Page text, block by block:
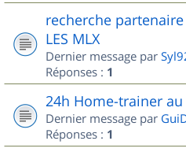
recherche partenaire
LES MLX
Dernier message par
Réponses : 1
24h Home-trainer
Dernier message par
Réponses : 1